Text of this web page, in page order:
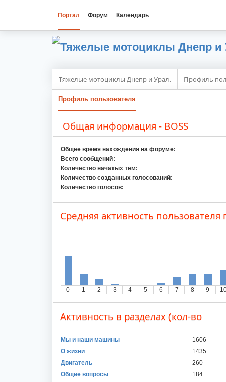
Портал Форум Календарь
Тяжелые мотоциклы Днепр и Урал. Профиль
Профиль пользователя
Общая информация - BOSS
Общее время нахождения на форуме:
Всего сообщений:
Количество начатых тем:
Количество созданных голосований:
Количество голосов:
Средняя активность пользователя
0 1 2 3 4 5 6 7 8 9
Активность в разделах (кол-во
сообщений)
Мы и наши машины
1606
О жизни
1435
Двигатель
260
Общие вопросы
184